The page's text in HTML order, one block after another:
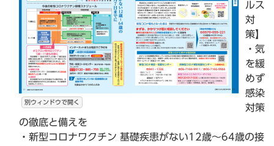
別ウィンドウで開く
ルス
対
策】
・気
を緩
めず
感染
対策
の徹底と備えを
・新型コロナワクチン 基礎疾患がない12歳～64歳の接